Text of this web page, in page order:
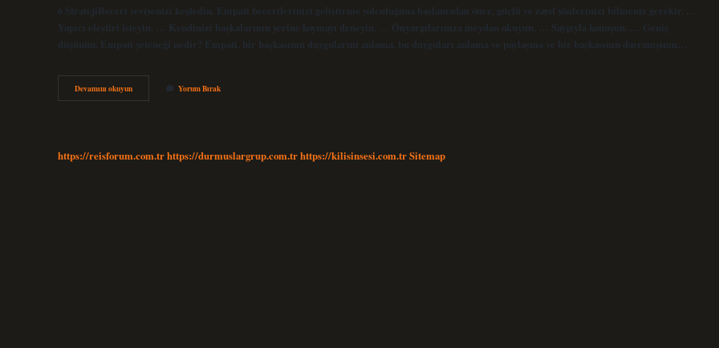
6 StratejiBeceri seviyenizi keşfedin. Empati becerilerinizi geliştirme yolculuğuna başlamadan önce, güçlü ve zayıf yönlerinizi bilmeniz gerekir. …
Yapıcı eleştiri isteyin. … Kendinizi başkalarının yerine koymayı deneyin. … Önyargılarınıza meydan okuyun. … Saygıyla konuşun. … Geniş
düşünün. Empati yeteneği nedir? Empati, bir başkasının duygularını anlama, bu duyguları anlama ve paylaşma ve bir başkasının davranışının…
Devamını okuyunEmpati
Becerisi
Yorum Bırak
https://reisforum.com.trhttps://durmuslargrup.com.trhttps://kilisinsesi.com.trSitemap